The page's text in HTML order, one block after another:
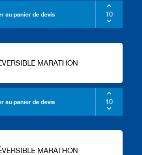
au panier de devis
MARATHON
au panier de devis
MARATHON